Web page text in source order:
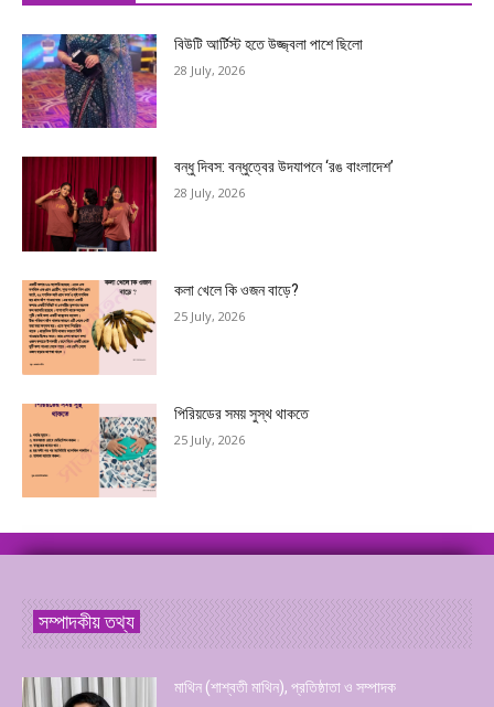
বিউটি আর্টিস্ট হতে উজ্জ্বলা পাশে ছিলো
28 July, 2026
বন্ধু দিবস: বন্ধুত্বের উদযাপনে ‘রঙ বাংলাদেশ’
28 July, 2026
কলা খেলে কি ওজন বাড়ে?
25 July, 2026
পিরিয়ডের সময় সুস্থ থাকতে
25 July, 2026
সম্পাদকীয় তথ্য
মাথিন (শাশ্বতী মাথিন), প্রতিষ্ঠাতা ও সম্পাদক